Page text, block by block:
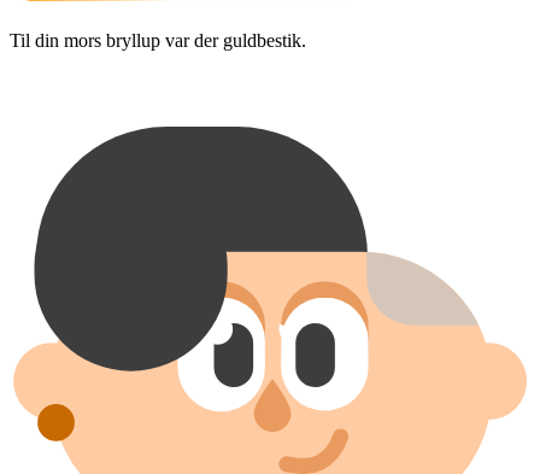
Til din mors bryllup var der guldbestik.